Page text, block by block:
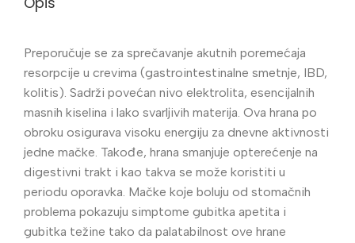
Preporučuje se za sprečavanje akutnih poremećaja
resorpcije u crevima (gastrointestinalne smetnje, IBD,
kolitis). Sadrži povećan nivo elektrolita, esencijalnih
masnih kiselina i lako svarljivih materija. Ova hrana po
obroku osigurava visoku energiju za dnevne aktivnosti
jedne mačke. Takođe, hrana smanjuje opterećenje na
digestivni trakt i kao takva se može koristiti u
periodu oporavka. Mačke koje boluju od stomačnih
problema pokazuju simptome gubitka apetita i
gubitka težine tako da palatabilnost ove hrane